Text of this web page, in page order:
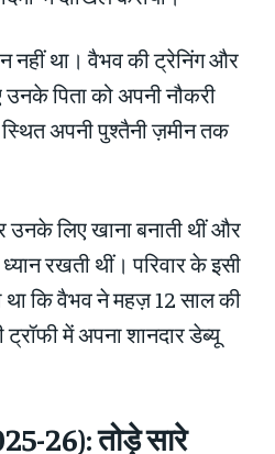
नहीं था। वैभव की ट्रेनिंग और
पिता को अपनी नौकरी
अपनी पुश्तैनी ज़मीन तक
लिए खाना बनाती थीं और
रखती थीं। परिवार के इसी
था कि वैभव ने महज़ 12 साल की
में अपना शानदार डेब्यू
26): तोड़े सारे